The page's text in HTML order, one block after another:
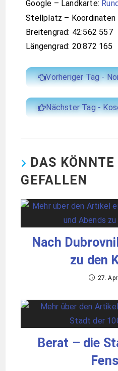
Google – Landkarte:
Stellplatz – Koordinaten
Breitengrad: 42:562 557
Längengrad: 20:872 165
Vorheriger Tag -
Nächster Tag -
DAS KÖNNTE
GEFALLEN
Nach
zu den
27.
Berat – die